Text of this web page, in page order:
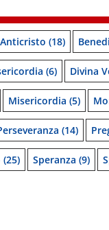
Anticristo (18)
(6) Divina
Misericordia (5)
(14)
(25) Speranza (9)